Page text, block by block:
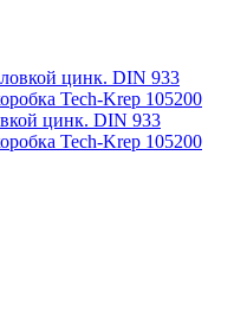
цинк. DIN 933
Tech-Krep 105200